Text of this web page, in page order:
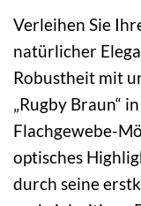
Verleihen Sie
natürlicher
Robustheit mit
„Rugby Braun“
Flachgewebe-
optisches
durch seine